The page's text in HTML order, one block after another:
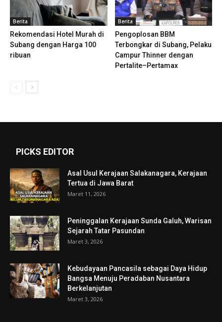
Berita
Rekomendasi Hotel Murah di
Subang dengan Harga 100
ribuan
Berita
Pengoplosan BBM
Terbongkar di Subang, Pelaku
Campur Thinner dengan
Pertalite–Pertamax
PICKS EDITOR
Asal Usul Kerajaan Salakanagara, Kerajaan
Tertua di Jawa Barat
Maret 11, 2026
Peninggalan Kerajaan Sunda Galuh, Warisan
Sejarah Tatar Pasundan
Maret 3, 2026
Kebudayaan Pancasila sebagai Daya Hidup
Bangsa Menuju Peradaban Nusantara
Berkelanjutan
Maret 3, 2026